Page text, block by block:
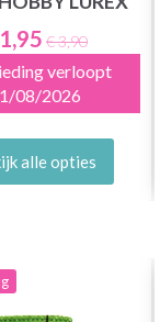
€ 3,90
verloopt
08/2026
alle opties